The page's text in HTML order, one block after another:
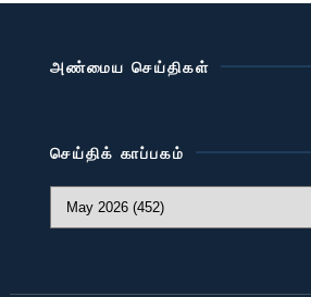
அண்மைய செய்திகள்
செய்திக் காப்பகம்